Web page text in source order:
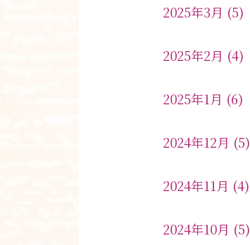
2025年3月 (5)
2025年2月 (4)
2025年1月 (6)
2024年12月 (5)
2024年11月 (4)
2024年10月 (5)